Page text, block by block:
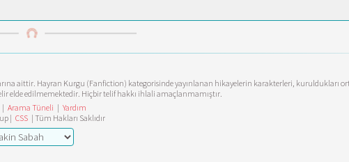
aittir. Hayran Kurgu (Fanfiction) kategorisinde yayınlanan hikayelerin karakterleri, kuruldukları
elde edilmemektedir. Hiçbir telif hakkı ihlali amaçlanmamıştır.
| Arama Tüneli | Yardım
| CSS | Tüm Hakları Saklıdır